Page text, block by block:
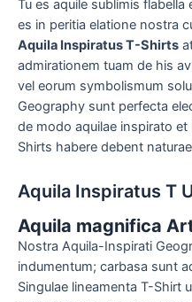
Tu es aquile sublimis
es in peritia elatione nostra
Aquila Inspiratus T-Shirts
admirationem tuam de his
vel eorum symbolismum
Geography sunt perfecta
de modo aquilae inspirato
Shirts habere debent
Aquila Inspiratus T
Aquila magnifica
Nostra Aquila-Inspirati
indumentum; carbasa sunt
Singulae lineamenta T-Shirt